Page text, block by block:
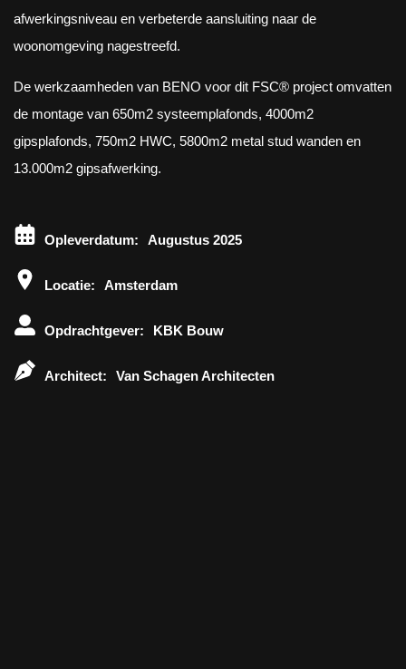
afwerkingsniveau en verbeterde aansluiting naar de
woonomgeving nagestreefd.
De werkzaamheden van BENO voor dit FSC® project omvatten
de montage van 650m2 systeemplafonds, 4000m2
gipsplafonds, 750m2 HWC, 5800m2 metal stud wanden en
13.000m2 gipsafwerking.
Opleverdatum: Augustus 2025
Locatie: Amsterdam
Opdrachtgever: KBK Bouw
Architect: Van Schagen Architecten